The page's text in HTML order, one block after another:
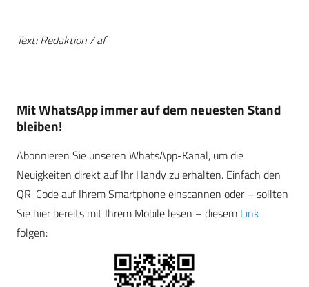
Text: Redaktion / af
Mit WhatsApp immer auf dem neuesten Stand
bleiben!
Abonnieren Sie unseren WhatsApp-Kanal, um die
Neuigkeiten direkt auf Ihr Handy zu erhalten. Einfach den
QR-Code auf Ihrem Smartphone einscannen oder – sollten
Sie hier bereits mit Ihrem Mobile lesen – diesem Link
folgen: